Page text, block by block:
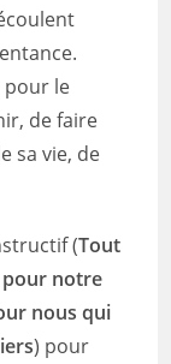
pour le
de faire
sa vie, de
(Tout
pour notre
nous qui
) pour